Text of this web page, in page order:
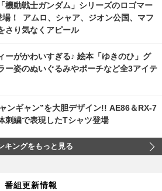
機動戦士ガンダム」シリーズのロゴマー
場！ アムロ、シャア、ジオン公国、マフ
さり気なくアピール
ーがかわいすぎる♪ 絵本「ゆきのひ」グ
ー姿のぬいぐるみやポーチなど全3アイテ
ャンギャン”を大胆デザイン!! AE86＆RX-7
刺繍で表現したTシャツ登場
キングをもっと見る
番組更新情報